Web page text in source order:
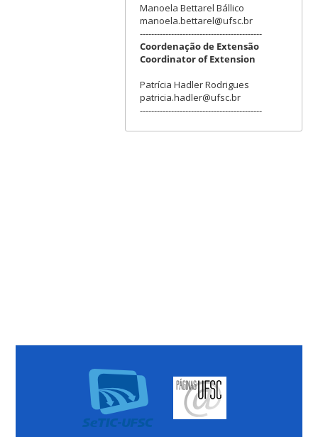
Manoela Bettarel Bállico
manoela.bettarel@ufsc.br
-------------------------------------------
Coordenação de Extensão
Coordinator of Extension
Patrícia Hadler Rodrigues
patricia.hadler@ufsc.br
-------------------------------------------